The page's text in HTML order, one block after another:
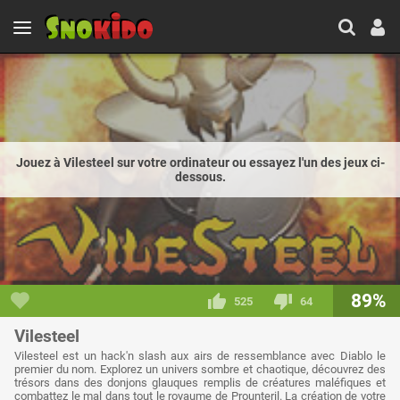
Jouez à Vilesteel sur votre ordinateur ou essayez l'un des jeux ci-
dessous.
525 64 89%
Vilesteel
Vilesteel est un hack'n slash aux airs de ressemblance avec Diablo le
premier du nom. Explorez un univers sombre et chaotique, découvrez des
trésors dans des donjons glauques remplis de créatures maléfiques et
combattez le mal dans tout le royaume de Prounteril. La création de votre